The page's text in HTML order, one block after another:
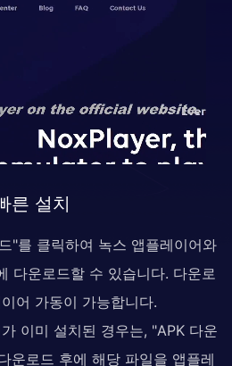
른 설치
"를 클릭하여 녹스 앱플레이어와
다운로드할 수 있습니다. 다운로
어 가동이 가능합니다.
이미 설치된 경우는, "APK 다운
운로드 후에 해당 파일을 앱플레